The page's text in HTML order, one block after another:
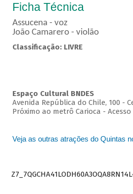
Ficha Técnica
Assucena - voz
João Camarero - violão
Classificação: LIVRE
Espaço Cultural BNDES
Avenida República do Chile, 100 -
Próximo ao metrô Carioca - Acesso
Veja as outras atrações do Quintas